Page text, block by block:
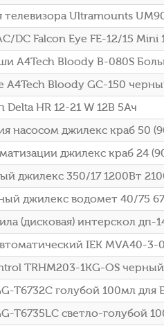
Ultramounts
DC Falcon Eye FE-12/15 Mini
A4Tech Bloody B-080S
A4Tech Bloody GC-150
Delta HR 12-21 W 12В 5Ач
насосом джилекс краб 50
джилекс краб 24
джилекс 350/17 1200Вт
джилекс водомет 40/75
(дисковая) интерскол дп-
IEK MVA40-
TRHM203-1KG-OS
T6732C голубой 100мл для
T6735LC светло-голубой